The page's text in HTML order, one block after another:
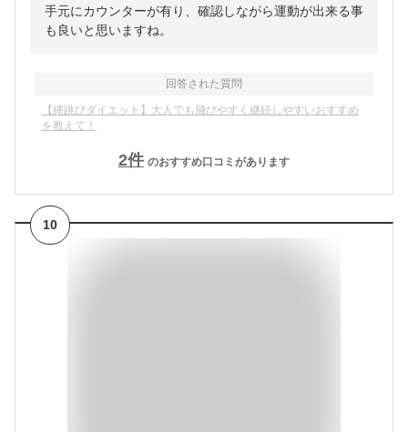
手元にカウンターが有り、確認しながら運動が出来る事
も良いと思いますね。
回答された質問
【縄跳びダイエット】大人でも飛びやすく継続しやすいおすすめ
を教えて！
2件 のおすすめ口コミがあります
10